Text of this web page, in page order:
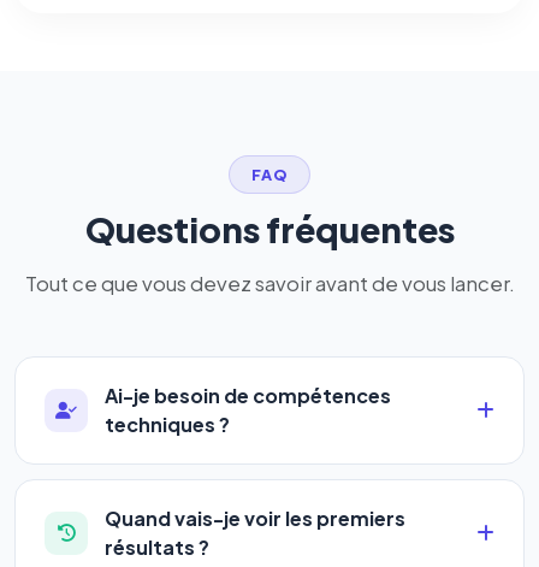
FAQ
Questions fréquentes
Tout ce que vous devez savoir avant de vous lancer.
Ai-je besoin de compétences
techniques ?
Absolument pas. Notre logiciel a été conçu pour
être accessible àtous les profils: artisans,
commerçants, auto-entrepreneurs, PME ou
Quand vais-je voir les premiers
résultats ?